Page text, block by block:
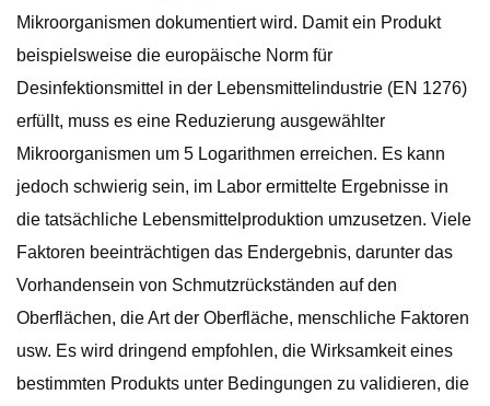
Mikroorganismen dokumentiert wird. Damit ein Produkt
beispielsweise die europäische Norm für
Desinfektionsmittel in der Lebensmittelindustrie (EN 1276)
erfüllt, muss es eine Reduzierung ausgewählter
Mikroorganismen um 5 Logarithmen erreichen. Es kann
jedoch schwierig sein, im Labor ermittelte Ergebnisse in
die tatsächliche Lebensmittelproduktion umzusetzen. Viele
Faktoren beeinträchtigen das Endergebnis, darunter das
Vorhandensein von Schmutzrückständen auf den
Oberflächen, die Art der Oberfläche, menschliche Faktoren
usw. Es wird dringend empfohlen, die Wirksamkeit eines
bestimmten Produkts unter Bedingungen zu validieren, die